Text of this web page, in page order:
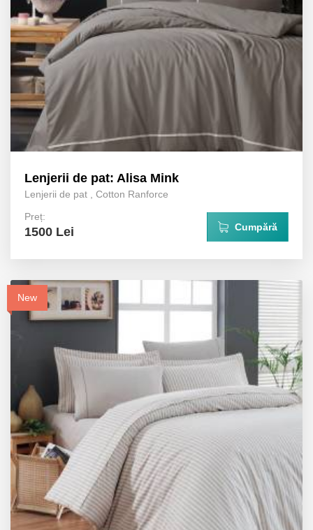
Lenjerii de pat: Alisa Mink
Lenjerii de pat
Cotton Ranforce
Preț:
1500 Lei Cumpără
New